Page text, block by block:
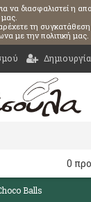
να διασφαλιστεί η
μας.
τη
με την πολιτική μας.
0
Balls